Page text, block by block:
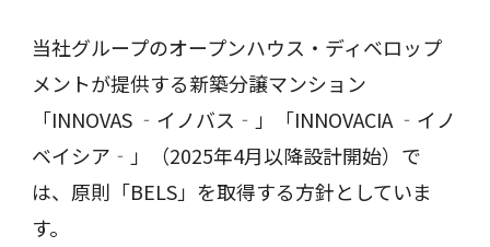
当社グループのオープンハウス・ディベロップ
メントが提供する新築分譲マンション
「INNOVAS ‐イノバス‐」「INNOVACIA ‐イノ
ベイシア‐」（2025年4月以降設計開始）で
は、原則「BELS」を取得する方針としていま
す。